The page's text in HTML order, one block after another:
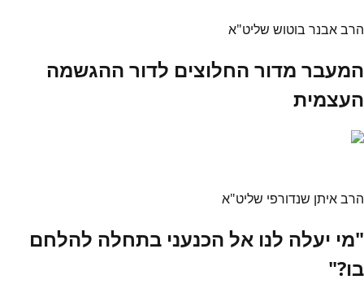
הרב אבנר בוטוש שליט"א
המעבר מדור החלוצים לדור ההגשמה
העצמית
הרב איתן שנדורפי שליט"א
"מי יעלה לנו אל הכנעני בתחלה להלחם
בו?"